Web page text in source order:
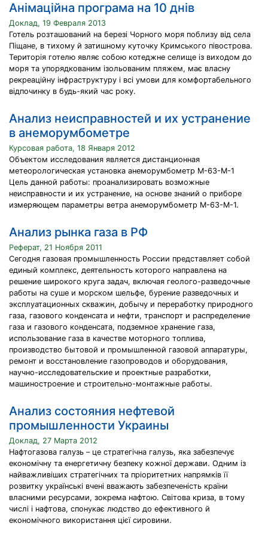
Анімаційна програма на 10 днів
Доклад, 19 Февраля 2013
Готель розташований на березі Чорного моря поблизу від села
Піщане, в тихому й затишному куточку Кримського півострова.
Територія готелю являє собою котеджне селище із виходом до
моря та упорядкованим ізольованим пляжем, має власну
рекреаційну інфраструктуру і всі умови для комфортабельного
відпочинку в будь-який час року.
Анализ неисправностей и их устранение
в анеморумбометре
Курсовая работа, 18 Января 2012
Объектом исследования является дистанционная
метеорологическая установка анеморумбометр М-63-М-1
Цель данной работы: проанализировать возможные
неисправности и их устранение, на основе знаний о приборе
измеряющем параметры ветра анеморумбометр М-63-М-1.
Анализ рынка газа в РФ
Реферат, 21 Ноября 2011
Сегодня газовая промышленность России представляет собой
единый комплекс, деятельность которого направлена на
решение широкого круга задач, включая геолого-разведочные
работы на суше и морском шельфе, бурение разведочных и
эксплуатационных скважин, добычу и переработку природного
газа, газового конденсата и нефти, транспорт и распределение
газа и газового конденсата, подземное хранение газа,
использование газа в качестве моторного топлива,
производство бытовой и промышленной газовой аппаратуры,
ремонт и восстановление газопроводов и оборудования,
научно-исследовательские и проектные разработки,
машиностроение и строительно-монтажные работы.
Анализ состояния нефтевой
промышленности Украины
Доклад, 27 Марта 2012
Нафтогазова галузь – це стратегічна галузь, яка забезпечує
економічну та енергетичну безпеку кожної держави. Одним із
найважливіших стратегічних та пріоритетних напрямків її
розвитку українські вчені вважають забезпеченість країни
власними ресурсами, зокрема нафтою. Світова криза, в тому
числі і нафтова, спонукає людство до ефективного й
економічного використання цієї сировини.